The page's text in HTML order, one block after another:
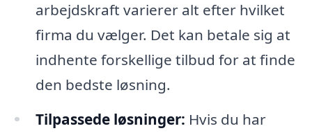
arbejdskraft varierer alt efter hvilket
firma du vælger. Det kan betale sig at
indhente forskellige tilbud for at finde
den bedste løsning.
Tilpassede løsninger: Hvis du har